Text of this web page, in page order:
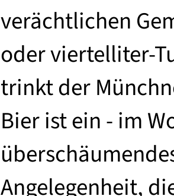
verächtlichen
oder viertelliter-
trinkt der
Bier ist ein - im
Angelegenheit,